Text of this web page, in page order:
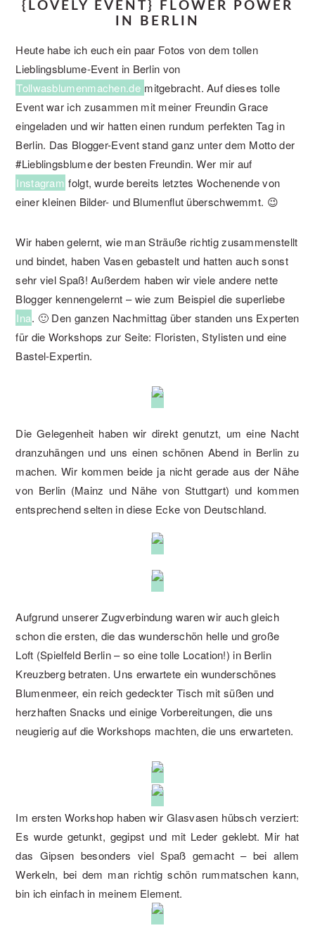
{LOVELY EVENT} FLOWER POWER
IN BERLIN
Heute habe ich euch ein paar Fotos von dem tollen
Lieblingsblume-Event in Berlin von
Tollwasblumenmachen.de mitgebracht. Auf dieses tolle
Event war ich zusammen mit meiner Freundin Grace
eingeladen und wir hatten einen rundum perfekten Tag in
Berlin. Das Blogger-Event stand ganz unter dem Motto der
#Lieblingsblume der besten Freundin. Wer mir auf
Instagram folgt, wurde bereits letztes Wochenende von
einer kleinen Bilder- und Blumenflut überschwemmt. 😉
Wir haben gelernt, wie man Sträuße richtig zusammenstellt
und bindet, haben Vasen gebastelt und hatten auch sonst
sehr viel Spaß! Außerdem haben wir viele andere nette
Blogger kennengelernt – wie zum Beispiel die superliebe
Ina. 🙂 Den ganzen Nachmittag über standen uns Experten
für die Workshops zur Seite: Floristen, Stylisten und eine
Bastel-Expertin.
Die Gelegenheit haben wir direkt genutzt, um eine Nacht
dranzuhängen und uns einen schönen Abend in Berlin zu
machen. Wir kommen beide ja nicht gerade aus der Nähe
von Berlin (Mainz und Nähe von Stuttgart) und kommen
entsprechend selten in diese Ecke von Deutschland.
Aufgrund unserer Zugverbindung waren wir auch gleich
schon die ersten, die das wunderschön helle und große
Loft (Spielfeld Berlin – so eine tolle Location!) in Berlin
Kreuzberg betraten. Uns erwartete ein wunderschönes
Blumenmeer, ein reich gedeckter Tisch mit süßen und
herzhaften Snacks und einige Vorbereitungen, die uns
neugierig auf die Workshops machten, die uns erwarteten.
Im ersten Workshop haben wir Glasvasen hübsch verziert:
Es wurde getunkt, gegipst und mit Leder geklebt. Mir hat
das Gipsen besonders viel Spaß gemacht – bei allem
Werkeln, bei dem man richtig schön rummatschen kann,
bin ich einfach in meinem Element.